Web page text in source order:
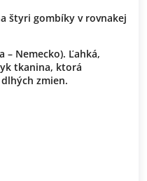
štyri gombíky v rovnakej
– Nemecko). Ľahká,
tkanina, ktorá
zmien.